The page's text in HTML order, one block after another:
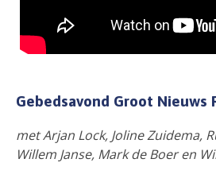
Gebedsavond Groot Nieuws
met Arjan Lock, Joline Zuidema,
Willem Janse, Mark de Boer en